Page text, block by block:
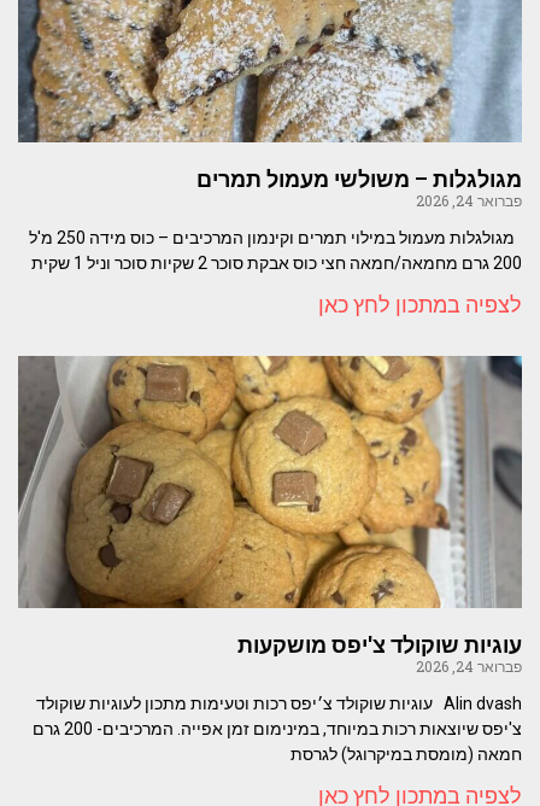
מגולגלות – משולשי מעמול תמרים
פברואר 24, 2026
מגולגלות מעמול במילוי תמרים וקינמון המרכיבים – כוס מידה 250 מ'ל
200 גרם מחמאה/חמאה חצי כוס אבקת סוכר 2 שקיות סוכר וניל 1 שקית
לצפיה במתכון לחץ כאן
עוגיות שוקולד צ'יפס מושקעות
פברואר 24, 2026
Alin dvash ​עוגיות שוקולד צ׳יפס רכות וטעימות ​מתכון לעוגיות שוקולד
צ'יפס שיוצאות רכות במיוחד, במינימום זמן אפייה. ​המרכיבים- ​200 גרם
חמאה (מומסת במיקרוגל) לגרסת
לצפיה במתכון לחץ כאן